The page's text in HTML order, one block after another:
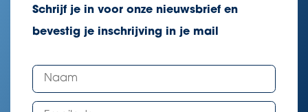
Schrijf je in voor onze nieuwsbrief en
bevestig je inschrijving in je mail